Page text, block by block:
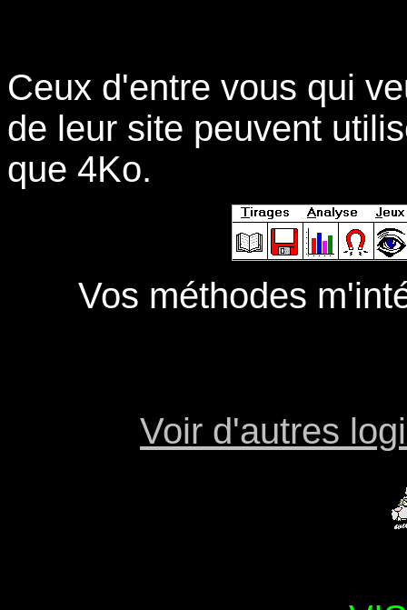
Ceux d'entre vous qui
de leur site peuvent
que 4Ko.
Vos méthodes
Voir d'autres